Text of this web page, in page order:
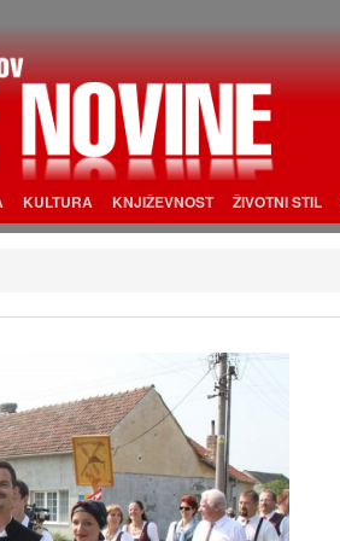
KULTURA KNJIŽEVNOST ŽIVOTNI STIL